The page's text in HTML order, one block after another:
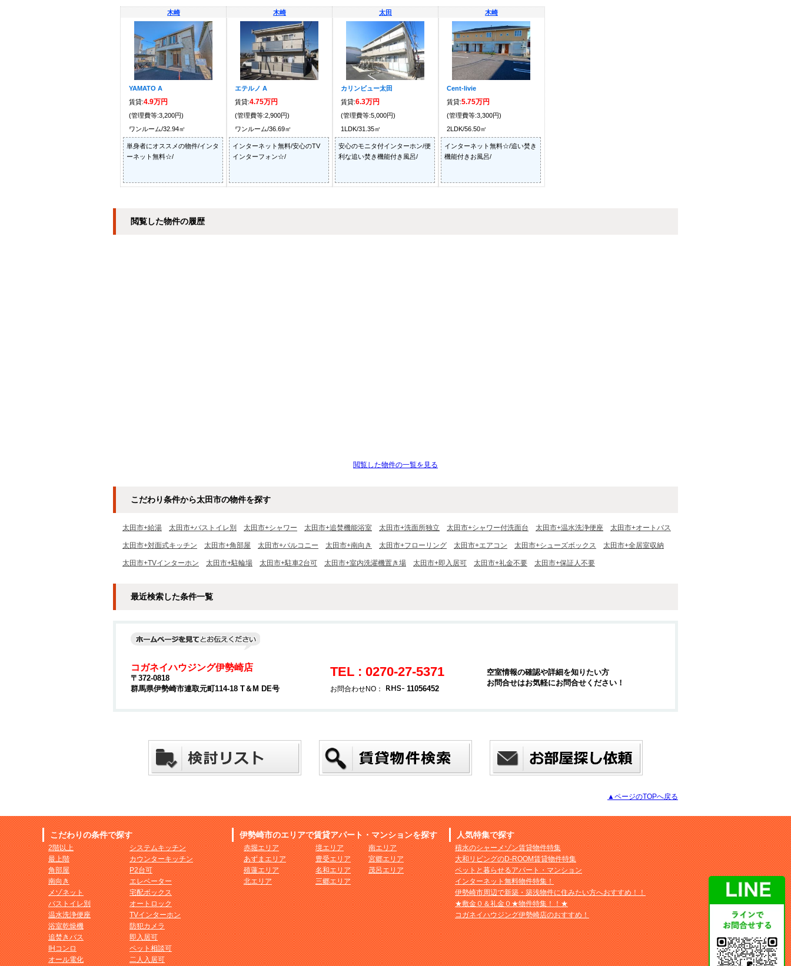
木崎
YAMATO A
賃貸:4.9万円
(管理費等:3,200円)
ワンルーム/32.94㎡
単身者にオススメの物件/インタ
ーネット無料☆/
木崎
エテルノ A
賃貸:4.75万円
(管理費等:2,900円)
ワンルーム/36.69㎡
インターネット無料/安心のTV
インターフォン☆/
太田
カリンビュー太田
賃貸:6.3万円
(管理費等:5,000円)
1LDK/31.35㎡
安心のモニタ付インターホン/便
利な追い焚き機能付き風呂/
木崎
Cent-livie
賃貸:5.75万円
(管理費等:3,300円)
2LDK/56.50㎡
インターネット無料☆/追い焚き
機能付きお風呂/
閲覧した物件の履歴
閲覧した物件の一覧を見る
こだわり条件から太田市の物件を探す
太田市+給湯 太田市+バストイレ別 太田市+シャワー 太田市+追焚機能浴室 太田市+洗面所独立 太田市+シャワー付洗面台 太田市+温水洗浄便座 太田市+オートバス
太田市+対面式キッチン 太田市+角部屋 太田市+バルコニー 太田市+南向き 太田市+フローリング 太田市+エアコン 太田市+シューズボックス 太田市+全居室収納
太田市+TVインターホン 太田市+駐輪場 太田市+駐車2台可 太田市+室内洗濯機置き場 太田市+即入居可 太田市+礼金不要 太田市+保証人不要
最近検索した条件一覧
コガネイハウジング伊勢崎店
〒372-0818
群馬県伊勢崎市連取元町114-18 T＆M DE号
TEL : 0270-27-5371
お問合わせNO： 11056452
空室情報の確認や詳細を知りたい方
お問合せはお気軽にお問合せください！
▲ページのTOPへ戻る
こだわりの条件で探す
2階以上
最上階
角部屋
南向き
メゾネット
バストイレ別
温水洗浄便座
浴室乾燥機
追焚きバス
IHコンロ
オール電化
システムキッチン
カウンターキッチン
P2台可
エレベーター
宅配ボックス
オートロック
TVインターホン
防犯カメラ
即入居可
ペット相談可
二人入居可
伊勢崎市のエリアで賃貸アパート・マンションを探す
赤堀エリア
あずまエリア
殖蓮エリア
北エリア
境エリア
豊受エリア
名和エリア
三郷エリア
南エリア
宮郷エリア
茂呂エリア
人気特集で探す
積水のシャーメゾン賃貸物件特集
大和リビングのD-ROOM賃貸物件特集
ペットと暮らせるアパート・マンション
インターネット無料物件特集！
伊勢崎市周辺で新築・築浅物件に住みたい方へおすすめ！！
★敷金０＆礼金０★物件特集！！★
コガネイハウジング伊勢崎店のおすすめ！